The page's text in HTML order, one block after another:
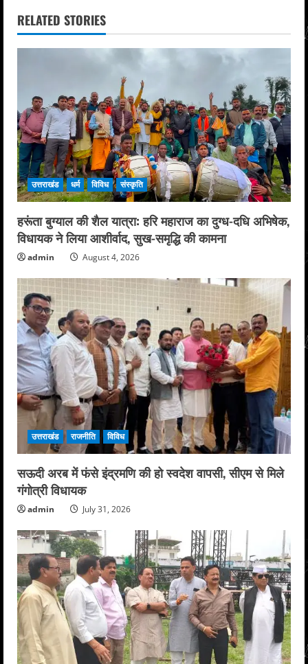
RELATED STORIES
उत्तराखंड धर्म विविध संस्कृति
हरूंता बुग्याल की शैल यात्रा: हरि महाराज का दुग्ध-दधि अभिषेक,
विधायक ने लिया आशीर्वाद, सुख-समृद्धि की कामना
admin August 4, 2026
उत्तराखंड राजनीति विविध
सऊदी अरब में फंसे इंद्रमणि की हो स्वदेश वापसी, सीएम से मिले
गंगोत्री विधायक
admin July 31, 2026